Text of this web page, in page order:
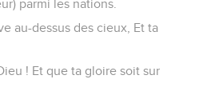
parmi les nations.
au-dessus des cieux, Et ta
! Et que ta gloire soit sur